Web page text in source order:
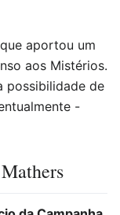
aportou um
aos Mistérios.
possibilidade de
-